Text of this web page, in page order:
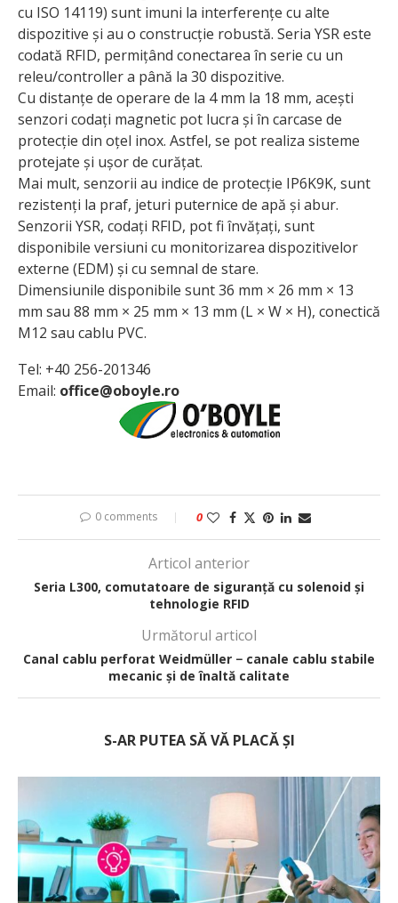
cu ISO 14119) sunt imuni la interferențe cu alte
dispozitive și au o construcție robustă. Seria YSR este
codată RFID, permițând conectarea în serie cu un
releu/controller a până la 30 dispozitive.
Cu distanțe de operare de la 4 mm la 18 mm, acești
senzori codați magnetic pot lucra și în carcase de
protecție din oțel inox. Astfel, se pot realiza sisteme
protejate și ușor de curățat.
Mai mult, senzorii au indice de protecție IP6K9K, sunt
rezistenți la praf, jeturi puternice de apă și abur.
Senzorii YSR, codați RFID, pot fi învățați, sunt
disponibile versiuni cu monitorizarea dispozitivelor
externe (EDM) și cu semnal de stare.
Dimensiunile disponibile sunt 36 mm × 26 mm × 13
mm sau 88 mm × 25 mm × 13 mm (L × W × H), conectică
M12 sau cablu PVC.
Tel: +40 256-201346
Email: office@oboyle.ro
0 comments 0
Articol anterior
Seria L300, comutatoare de sigu­ranță cu solenoid și
tehnologie RFID
Următorul articol
Canal cablu perforat Weidmüller − canale cablu stabile
mecanic și de înaltă calitate
S-AR PUTEA SĂ VĂ PLACĂ ȘI